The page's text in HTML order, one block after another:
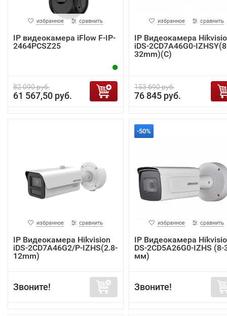
избранное сравнить
IP видеокамера iFlow F-IP-
2464PCSZ25
82 090 руб.
61 567,50 руб.
избранное сравнить
IP Видеокамера
iDS-2CD7A46G0-
32mm)(C)
153 690 руб.
76 845 руб.
избранное сравнить
IP Видеокамера Hikvision
iDS-2CD7A46G2/P-IZHS(2.8-
12mm)
Звоните!
-50%
избранное сравнить
IP Видеокамера
DS-2CD5A26G0-IZHS (8-
мм)
Звоните!